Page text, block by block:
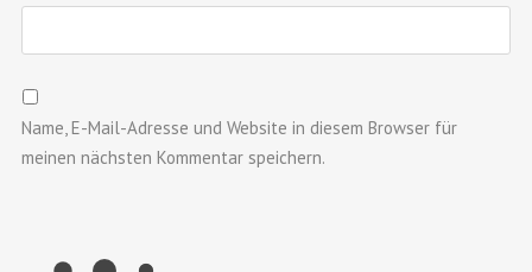
Name, E-Mail-Adresse und Website in diesem Browser für
meinen nächsten Kommentar speichern.